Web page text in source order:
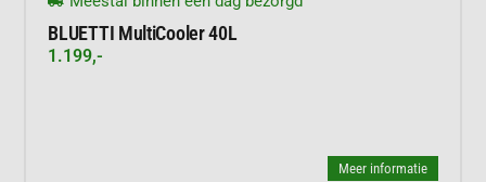
BLUETTI MultiCooler 40L
1.199,-
Meer informatie